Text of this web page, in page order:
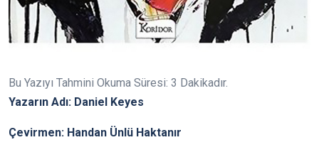
Bu Yazıyı Tahmini Okuma Süresi: 3 Dakikadır.
Yazarın Adı: Daniel Keyes
Çevirmen: Handan Ünlü Haktanır